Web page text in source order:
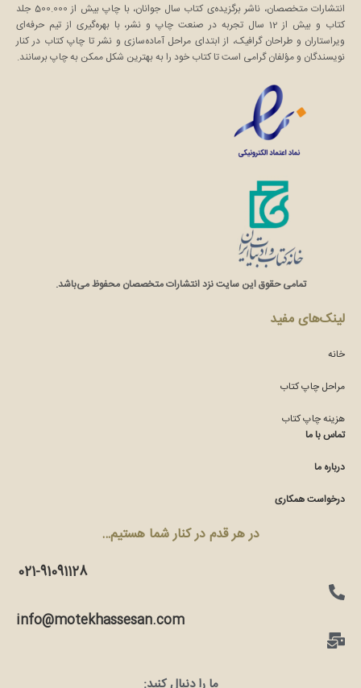
انتشارات متخصصان، ناشر برگزیده‌ی کتاب سال جوانان، با چاپ بیش از 500.000 جلد
کتاب و بیش از 12 سال تجربه در صنعت چاپ و نشر، با بهره‌گیری از تیم حرفه‌ای
ویراستاران و طراحان گرافیک، از ابتدای مراحل آماده‌سازی و نشر تا چاپ کتاب در کنار
نویسندگان و مؤلفان گرامی است تا کتاب خود را به بهترین شکل ممکن به چاپ برسانند.
تمامی حقوق این سایت نزد انتشارات متخصصان محفوظ می‌باشد.
لینک‌های مفید
خانه
مراحل چاپ کتاب
هزینه چاپ کتاب
تماس با ما
درباره ما
درخواست همکاری
در هر قدم در کنار شما هستیم…
021-91091128
info@motekhassesan.com